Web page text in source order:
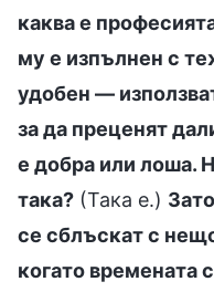
каква е
му е изпълнен с
удобен —
за да преценят
е добра или лоша.
така? (Така е.)
се сблъскат с
когато времената